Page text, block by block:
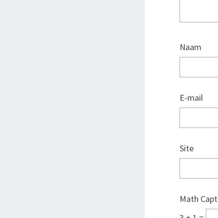
Naam
E-mail
Site
Math